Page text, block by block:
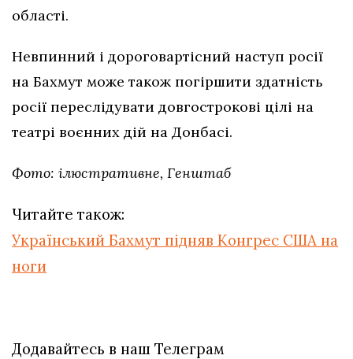
області.
Невпинний і дороговартісний наступ росії
на Бахмут може також погіршити здатність
росії переслідувати довгострокові цілі на
театрі воєнних дій на Донбасі.
Фото: ілюстративне, Генштаб
Читайте також:
Український Бахмут підняв Конгрес США на
ноги
Додавайтесь в наш Телеграм